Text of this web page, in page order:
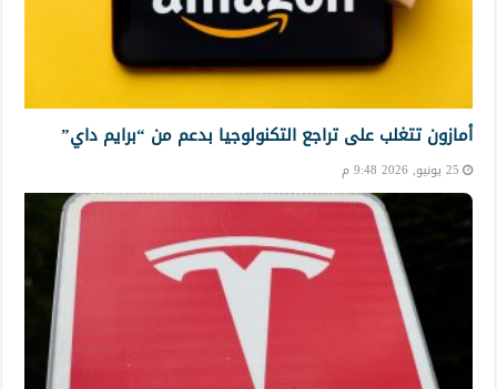
أمازون تتغلب على تراجع التكنولوجيا بدعم من “برايم داي”
25 يونيو, 2026 9:48 م